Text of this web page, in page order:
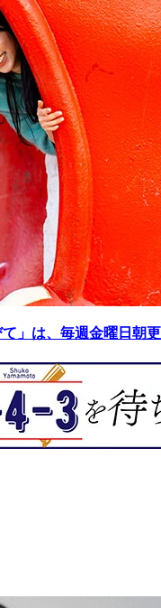
」は、毎週金曜日朝更